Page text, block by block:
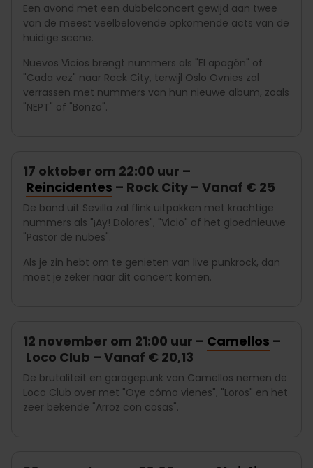
Een avond met een dubbelconcert gewijd aan twee
van de meest veelbelovende opkomende acts van de
huidige scene.
Nuevos Vicios brengt nummers als "El apagón" of
"Cada vez" naar Rock City, terwijl Oslo Ovnies zal
verrassen met nummers van hun nieuwe album, zoals
"NEPT" of "Bonzo".
17 oktober om 22:00 uur –
Reincidentes – Rock City – Vanaf € 25
De band uit Sevilla zal flink uitpakken met krachtige
nummers als "¡Ay! Dolores", "Vicio" of het gloednieuwe
"Pastor de nubes".
Als je zin hebt om te genieten van live punkrock, dan
moet je zeker naar dit concert komen.
12 november om 21:00 uur – Camellos –
Loco Club – Vanaf € 20,13
De brutaliteit en garagepunk van Camellos nemen de
Loco Club over met "Oye cómo vienes", "Loros" en het
zeer bekende "Arroz con cosas".